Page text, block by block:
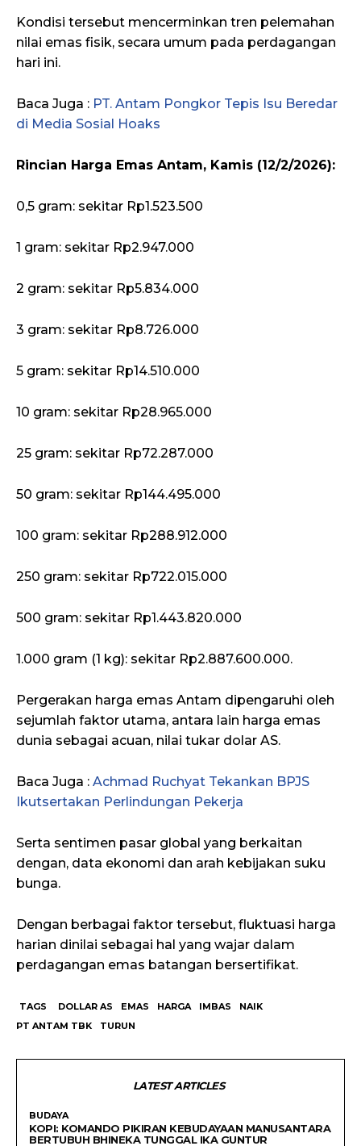
Kondisi tersebut mencerminkan tren pelemahan
nilai emas fisik, secara umum pada perdagangan
hari ini.
Baca Juga : PT. Antam Pongkor Tepis Isu Beredar
di Media Sosial Hoaks
Rincian Harga Emas Antam, Kamis (12/2/2026):
0,5 gram: sekitar Rp1.523.500
1 gram: sekitar Rp2.947.000
2 gram: sekitar Rp5.834.000
3 gram: sekitar Rp8.726.000
5 gram: sekitar Rp14.510.000
10 gram: sekitar Rp28.965.000
25 gram: sekitar Rp72.287.000
50 gram: sekitar Rp144.495.000
100 gram: sekitar Rp288.912.000
250 gram: sekitar Rp722.015.000
500 gram: sekitar Rp1.443.820.000
1.000 gram (1 kg): sekitar Rp2.887.600.000.
Pergerakan harga emas Antam dipengaruhi oleh
sejumlah faktor utama, antara lain harga emas
dunia sebagai acuan, nilai tukar dolar AS.
Baca Juga : Achmad Ruchyat Tekankan BPJS
Ikutsertakan Perlindungan Pekerja
Serta sentimen pasar global yang berkaitan
dengan, data ekonomi dan arah kebijakan suku
bunga.
Dengan berbagai faktor tersebut, fluktuasi harga
harian dinilai sebagai hal yang wajar dalam
perdagangan emas batangan bersertifikat.
TAGS DOLLAR AS EMAS HARGA IMBAS
NAIK
PT ANTAM TBK
TURUN
LATEST ARTICLES
BUDAYA
KOPI: KOMANDO PIKIRAN KEBUDAYAAN MANUSANTARA
BERTUBUH BHINEKA TUNGGAL IKA GUNTUR